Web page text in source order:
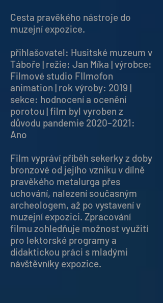
Cesta pravěkého nástroje do
muzejní expozice.
přihlašovatel: Husitské muzeum v
Táboře | režie: Jan Míka | výrobce:
Filmové studio FIlmofon
animation | rok výroby: 2019 |
sekce: hodnocení a ocenění
porotou | film byl vyroben z
důvodu pandemie 2020–2021:
Ano
Film vypráví příběh sekerky z doby
bronzové od jejího vzniku v dílně
pravěkého metalurga přes
uchování, nalezení současným
archeologem, až po vystavení v
muzejní expozici. Zpracování
filmu zohledňuje možnost využití
pro lektorské programy a
didaktickou práci s mladými
návštěvníky expozice.